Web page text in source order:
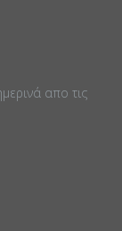
απο τις